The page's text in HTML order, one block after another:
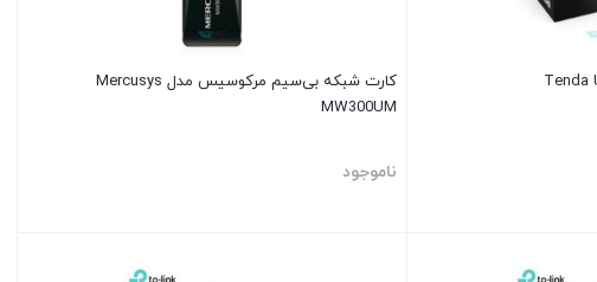
کارت شبکه بی‌سیم مرکوسیس مدل Mercusys
MW300UM
ناموجود